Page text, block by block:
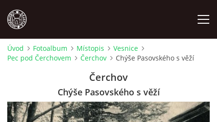
MÍSTOPIS
OSOBNOSTI
Úvod Fotoalbum Místopis
Vesnice
Pec pod Čerchovem
Čerchov Chýše Pasovského s věží
Čerchov
Chýše Pasovského s věží